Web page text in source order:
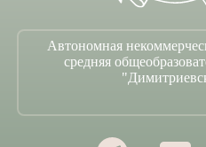
Автономная
средняя